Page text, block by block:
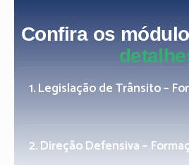
Confira os
1. Legislação de Trânsito –
2. Direção Defensiva –